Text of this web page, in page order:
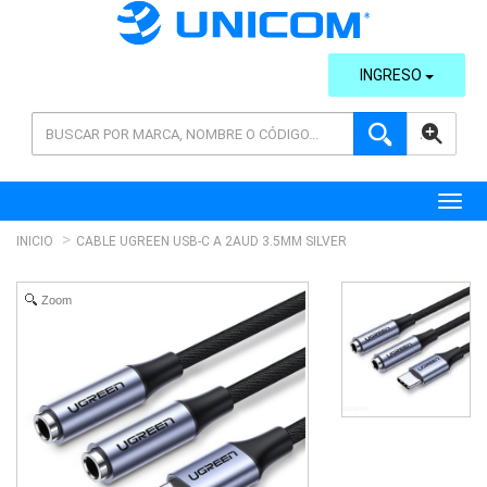
AVANZADA
INGRESO
INICIO CABLE UGREEN USB-C A 2AUD 3.5MM SILVER
Zoom